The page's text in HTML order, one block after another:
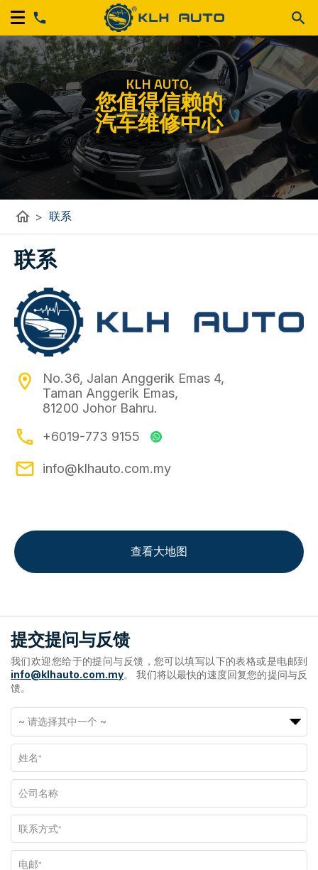
KLH AUTO,
您值得信赖的
汽车维修中心
home > 联系
联系
location_on
No.36, Jalan Anggerik Emas 4,
Taman Anggerik Emas,
81200 Johor Bahru.
phone +6019-773 9155
email info@klhauto.com.my
查看大地图
提交提问与反馈
我们欢迎您给于的提问与反馈，您可以填写以下的表格或是电邮到
info@klhauto.com.my。 我们将以最快的速度回复您的提问与反
馈。